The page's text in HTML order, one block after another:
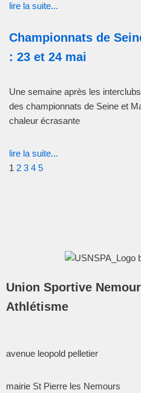
lire la suite...
Championnats de
: 23 et 24 mai
Une semaine après les
des championnats de Seine et
chaleur écrasante
lire la suite...
1 2 3 4 5
Union Sportive
Athlétisme
avenue leopold pelletier
mairie St Pierre les Nemours